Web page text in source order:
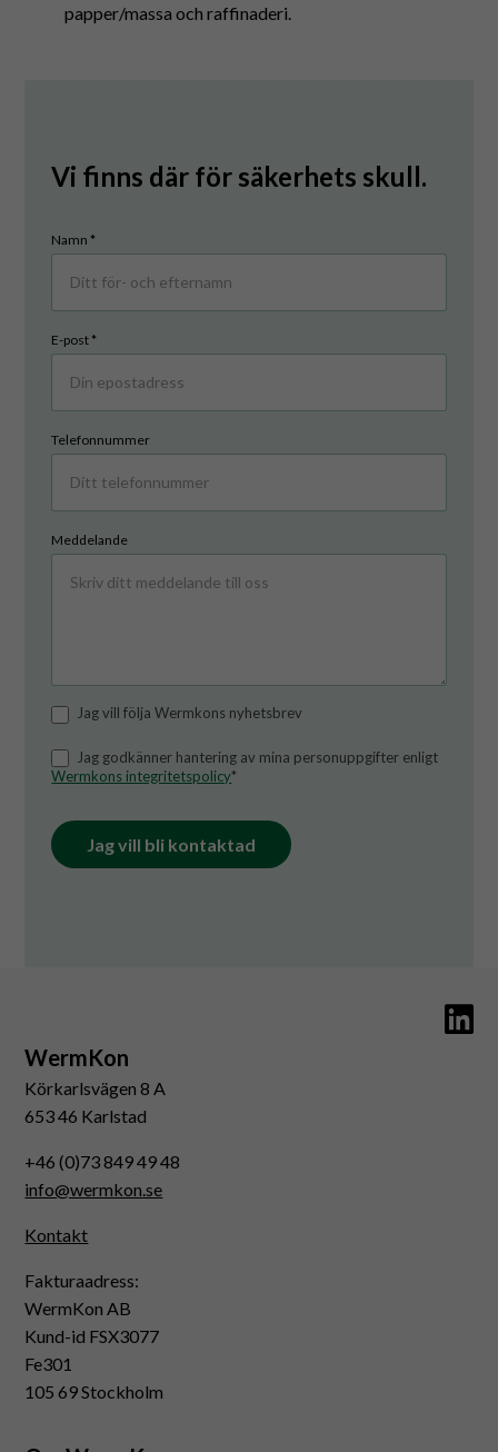
papper/massa och raffinaderi.
Vi finns där för säkerhets skull.
Kontakta
variant
Namn *
E-post *
Telefonnummer
Meddelande
Jag vill följa Wermkons nyhetsbrev
Jag godkänner hantering av mina personuppgifter enligt
Wermkons integritetspolicy*
Jag vill bli kontaktad
WermKon
Körkarlsvägen 8 A
653 46 Karlstad
+46 (0)73 849 49 48
info@wermkon.se
Kontakt
Fakturaadress:
WermKon AB
Kund-id FSX3077
Fe301
105 69 Stockholm
behövs för
att hemsidan
fungera.
För att vi ska
hemsidans
och
intressen och
du surfar ökar du
personligt